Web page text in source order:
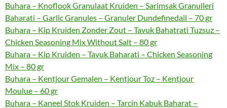
Buhara – Knoflook Granulaat Kruiden – Sarimsak Granulleri
Baharati – Garlic Granules – Granuler Dundefinedail – 70 gr
Buhara – Kip Kruiden Zonder Zout – Tavuk Bahatrati Tuzsuz –
Chicken Seasoning Mix Without Salt – 80 gr
Buhara – Kip Kruiden – Tavuk Baharati – Chicken Seasoning
Mix – 80 gr
Buhara – Kentjour Gemalen – Kentjour Toz – Kentjour
Moulue – 60 gr
Buhara – Kaneel Stok Kruiden – Tarcin Kabuk Baharat –